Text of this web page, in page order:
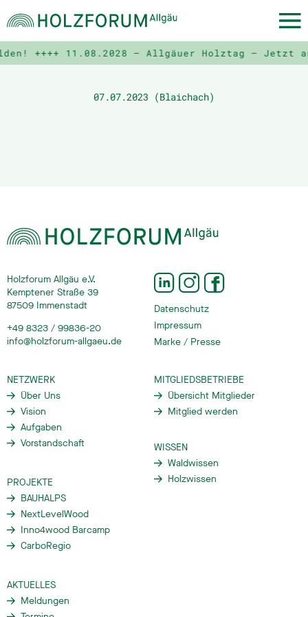
++++ 11.08.2028 – Allgäuer Holztag – Jetzt
07.07.2023 (Blaichach)
Holzforum Allgäu e.V.
Kemptener Straße 39
87509 Immenstadt
+49 8323 / 99836-20
info@holzforum-allgaeu.de
Datenschutz
Impressum
Marke / Presse
NETZWERK
Über Uns
Vision
Aufgaben
Vorstandschaft
MITGLIEDSBETRIEBE
Übersicht Mitglieder
Mitglied werden
WISSEN
Waldwissen
Holzwissen
PROJEKTE
BAUHALPS
NextLevelWood
Inno4wood Barcamp
CarboRegio
AKTUELLES
Meldungen